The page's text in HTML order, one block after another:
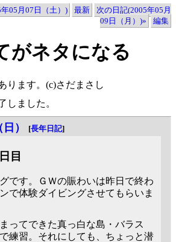
05月07日（土）) 最新
次の日記(2005年05月
09日（月）)»
編集
がネタになる
ります。(c)さだまさし
しました。
） [長年日記]
目
です。ＧＷの賑わいは昨日で終わ
で体験ダイビングさせてもらいま
ってできた真っ白な島・バラス
練習。それにしても、ちょっと潜